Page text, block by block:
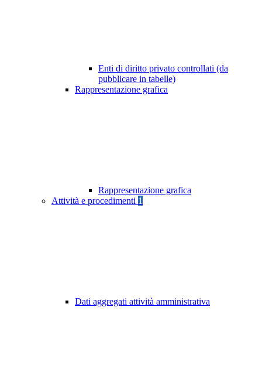
Enti di diritto privato controllati (da
pubblicare in tabelle)
Rappresentazione grafica
Rappresentazione grafica
Attività e procedimenti 1
Dati aggregati attività amministrativa